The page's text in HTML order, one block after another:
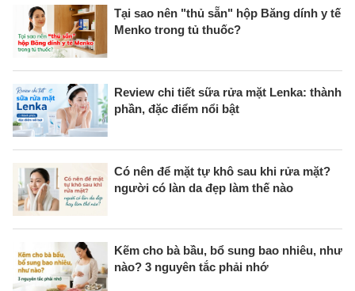
Tại sao nên "thủ sẵn" hộp Băng dính y tế
Menko trong tủ thuốc?
Review chi tiết sữa rửa mặt Lenka: thành
phần, đặc điểm nổi bật
Có nên để mặt tự khô sau khi rửa mặt?
người có làn da đẹp làm thế nào
Kẽm cho bà bầu, bổ sung bao nhiêu, như
nào? 3 nguyên tắc phải nhớ